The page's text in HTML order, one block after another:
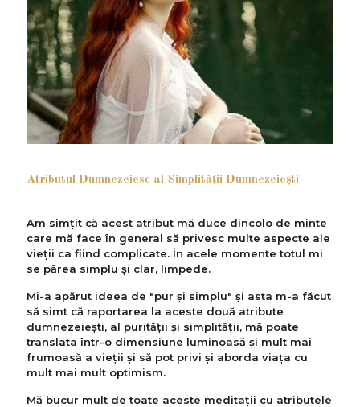
Atributul Dumnezeiesc al Simplităţii Dumnezeieşti
Am simțit că acest atribut mă duce dincolo de minte
care mă face în general să privesc multe aspecte ale
vieții ca fiind complicate. În acele momente totul mi
se părea simplu și clar, limpede.
Mi-a apărut ideea de "pur și simplu" și asta m-a făcut
să simt că raportarea la aceste două atribute
dumnezeiești, al purității și simplității, mă poate
translata într-o dimensiune luminoasă și mult mai
frumoasă a vieții și să pot privi și aborda viața cu
mult mai mult optimism.
Mă bucur mult de toate aceste meditații cu atributele